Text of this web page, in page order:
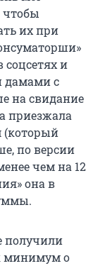
чтобы
их при
и
дамами с
на свидание
приезжала
(который
по версии
чем на 12
она в
получили
минимум о